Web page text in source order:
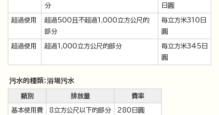
分
日圓
超過使用
超過500且不超過1,000立方公尺的
部分
每立方米310日
圓
超過使用 超過1,000立方公尺的部分
每立方米345日
圓
污水的種類：浴場污水
類別 排放量 費率
基本使用費 8立方公尺以下的部分 280日圓